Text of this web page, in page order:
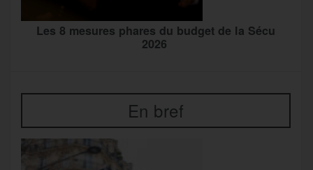
Les 8 mesures phares du budget de la Sécu
2026
En bref